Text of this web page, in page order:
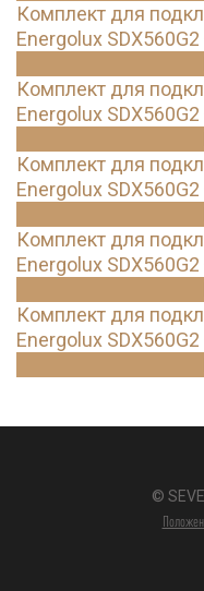
Комплект для
Energolux SDX560G2
Комплект для
Energolux
Комплект для
Energolux
Комплект для
Energolux SDX560G2
Комплект для
Energolux SDX560G2
©